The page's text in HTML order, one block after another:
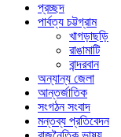
প্রচ্ছদ
পার্বত্য চট্টগ্রাম
খাগড়াছড়ি
রাঙামাটি
বান্দরবান
অন্যান্য জেলা
আন্তর্জাতিক
সংগঠন সংবাদ
মন্তব্য প্রতিবেদন